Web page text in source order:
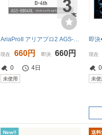
AriaProII アリアプロ2 AGS-8004XL Extra Light .024W エレキギター用 バラ弦×3本
現在 660円 即決 660円
0 4日
未使用
現在
0
未使
New!! 送料